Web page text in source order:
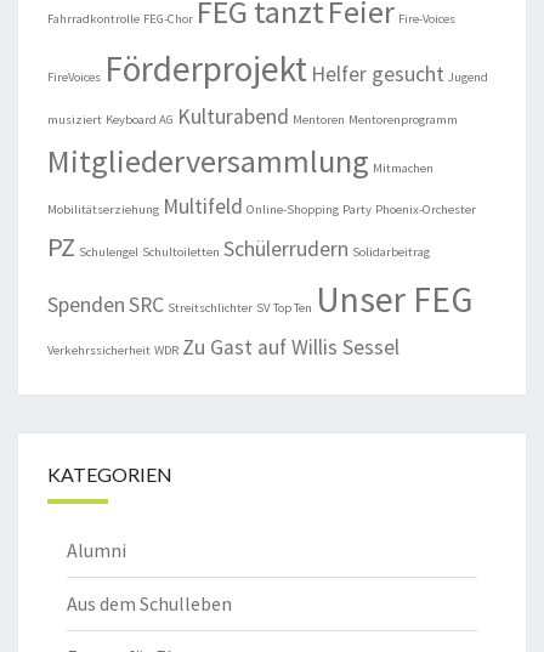
Fahrradkontrolle FEG-Chor FEG tanztFeier Fire-Voices
FireVoices Förderprojekt Helfer gesucht Jugend
musiziert Keyboard AG Kulturabend Mentoren Mentorenprogramm
Mitgliederversammlung Mitmachen
Mobilitätserziehung Multifeld Online-Shopping Party Phoenix-Orchester
PZ Schulengel Schultoiletten Schülerrudern Solidarbeitrag
SpendenSRC Streitschlichter SV Top Ten Unser FEG
Verkehrssicherheit WDR Zu Gast auf Willis Sessel
KATEGORIEN
Alumni
Aus dem Schulleben